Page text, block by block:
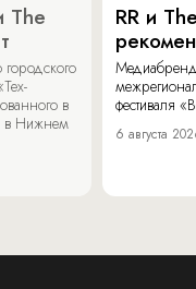
The
в
в Нижнем
RR и
фестиваля
6 августа